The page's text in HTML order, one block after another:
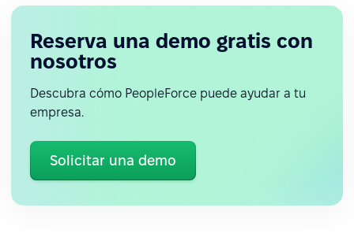
Reserva una demo gratis con
nosotros
Descubra cómo PeopleForce puede ayudar a tu
empresa.
Solicitar una demo